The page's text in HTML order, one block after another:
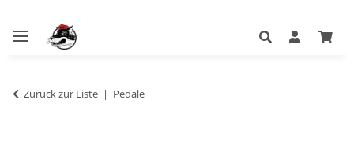
Zurück zur Liste Pedale